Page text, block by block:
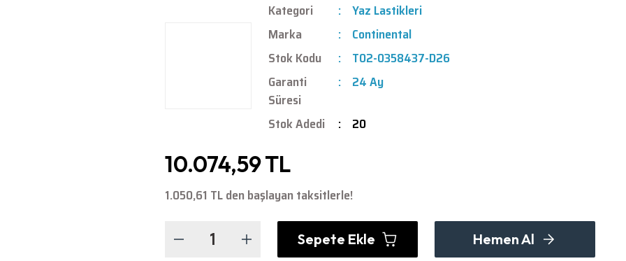
Kategori
Yaz Lastikleri
Marka
Continental
Stok Kodu
T02-0358437-D26
Garanti
Süresi
24 Ay
Stok Adedi 20
10.074,59 TL
1.050,61 TL den başlayan taksitlerle!
Sepete Ekle Hemen Al